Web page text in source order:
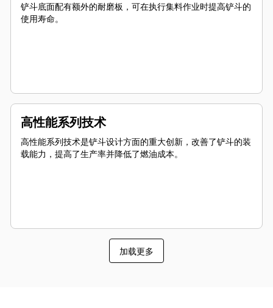
铲斗底面配有额外的耐磨板，可在执行集料作业时提高铲斗的
使用寿命。
高性能系列技术
高性能系列技术是铲斗设计方面的重大创新，改善了铲斗的装
载能力，提高了生产率并降低了燃油成本。
加载更多